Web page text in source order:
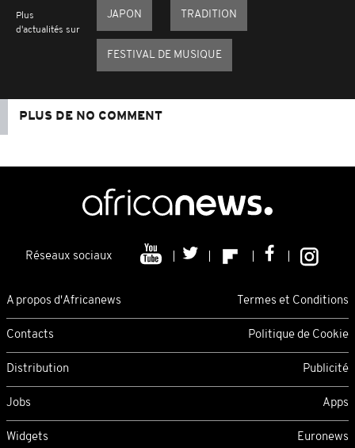
Plus
d'actualités sur
JAPON TRADITION
FESTIVAL DE MUSIQUE
PLUS DE NO COMMENT
Réseaux sociaux
A propos d'Africanews Termes et Conditions
Contacts Politique de Cookie
Distribution Publicité
Jobs Apps
Widgets Euronews